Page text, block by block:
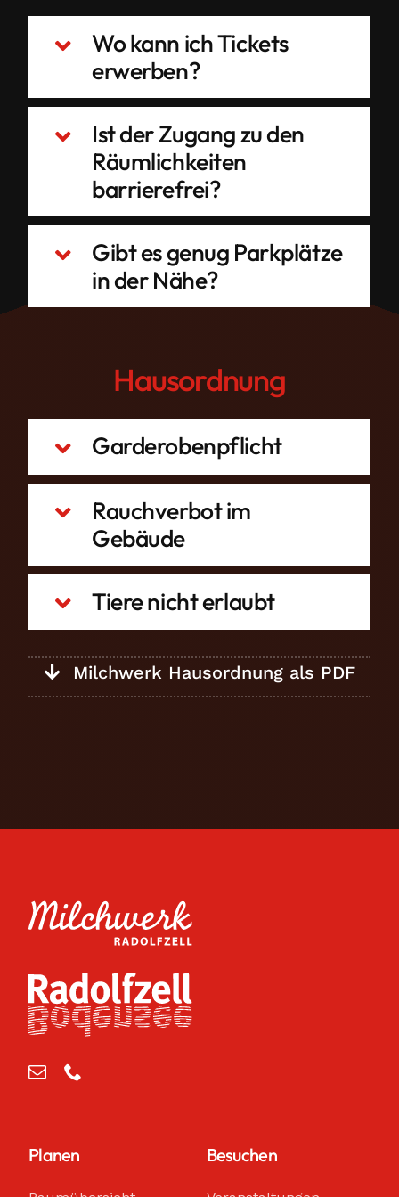
Wo kann ich Tickets
erwerben?
Ist der Zugang zu den
Räumlichkeiten
barrierefrei?
Gibt es genug Parkplätze
in der Nähe?
Hausordnung
Garderobenpflicht
Rauchverbot im
Gebäude
Tiere nicht erlaubt
Milchwerk Hausordnung als PDF
Planen Besuchen